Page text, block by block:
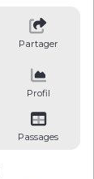
Partager
Profil
Passages